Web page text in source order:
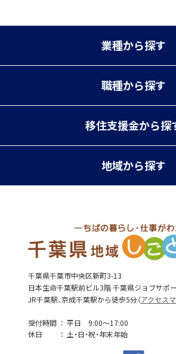
業種から探す
職種から探す
移住支援金から探
地域から探す
千葉県千葉市中央区新町3-13
日本生命千葉駅前ビル3階 千葉県ジョブサポ
JR千葉駅、京成千葉駅から徒歩5分（アクセス
受付時間
平日 9:00～17:00
休日
土・日・祝・年末年始